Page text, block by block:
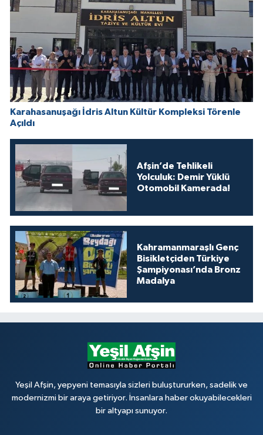
Karahasanuşağı İdris Altun Kültür Kompleksi Törenle
Açıldı
Afşin’de Tehlikeli
Yolculuk: Demir Yüklü
Otomobil Kamerada!
Kahramanmaraşlı Genç
Bisikletçiden Türkiye
Şampiyonası’nda Bronz
Madalya
Yeşil Afşin, yepyeni temasıyla sizleri buluştururken, sadelik ve
modernizmi bir araya getiriyor. İnsanlara haber okuyabilecekleri
bir altyapı sunuyor.